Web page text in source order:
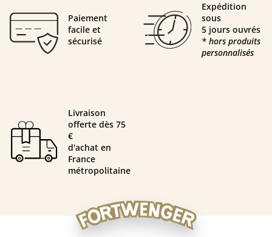
Paiement
facile et
sécurisé
Expédition
sous
5 jours ouvrés
* hors produits
personnalisés
Livraison
offerte dès 75
€
d'achat en
France
métropolitaine